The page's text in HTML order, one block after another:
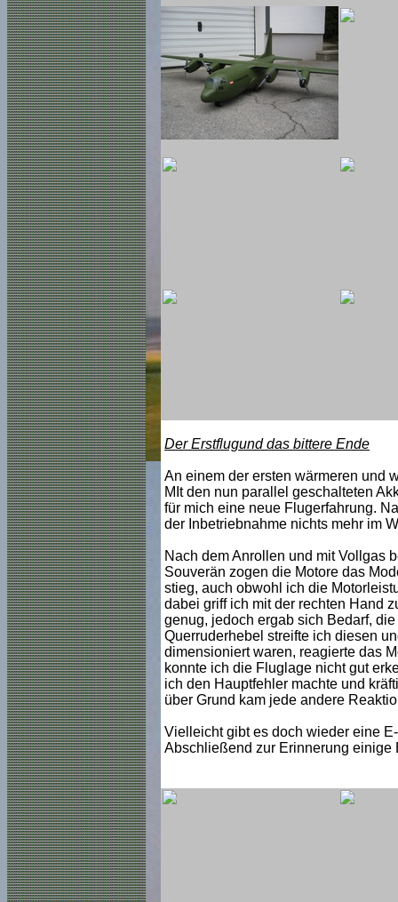
Der Erstflugund das bittere Ende
An einem der ersten wärmeren und
MIt den nun parallel geschalteten
für mich eine neue Flugerfahrung.
der Inbetriebnahme nichts mehr im
Nach dem Anrollen und mit Vollgas
Souverän zogen die Motore das
stieg, auch obwohl ich die
dabei griff ich mit der rechten Hand
genug, jedoch ergab sich Bedarf,
Querruderhebel streifte ich diesen
dimensioniert waren, reagierte das
konnte ich die Fluglage nicht gut
ich den Hauptfehler machte und
über Grund kam jede andere
Vielleicht gibt es doch wieder eine
Abschließend zur Erinnerung einige